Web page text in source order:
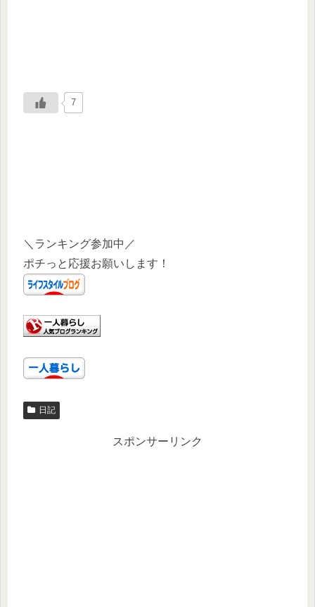
7
＼ランキング参加中／
ポチっと応援お願いします！
日記
スポンサーリンク